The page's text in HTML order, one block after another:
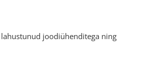
joodiühenditega ning